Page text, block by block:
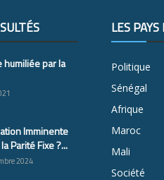
humiliée par la
Imminente
Parité Fixe ?...
2024
LES
Politique
Sénégal
Afrique
Maroc
Mali
Société